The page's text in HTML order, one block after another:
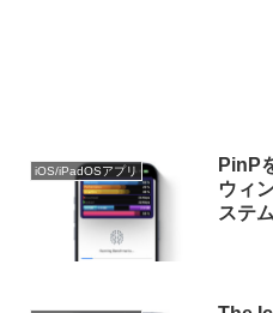
iOS/iPadOSアプリ
PinP
ウィ
ステ
ップ